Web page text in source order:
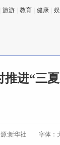
旅游 教育 健康
进“三
:新华社 字体：